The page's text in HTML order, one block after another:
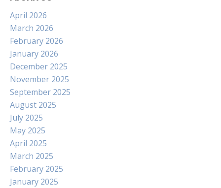
April 2026
March 2026
February 2026
January 2026
December 2025
November 2025
September 2025
August 2025
July 2025
May 2025
April 2025
March 2025
February 2025
January 2025